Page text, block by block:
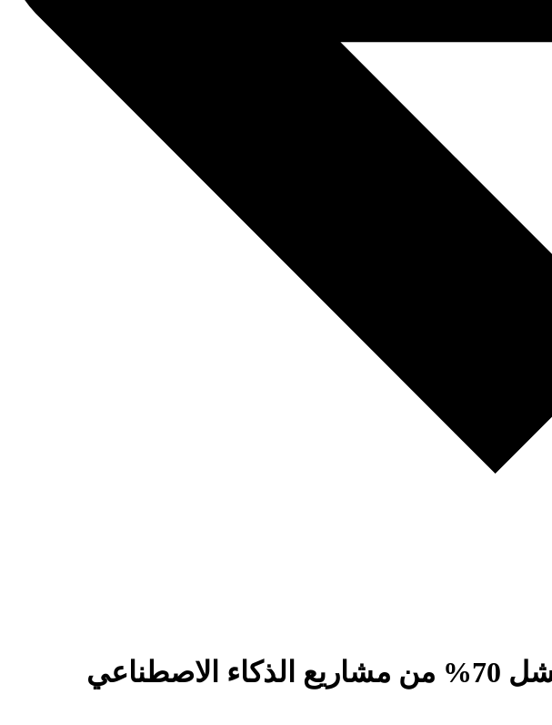
حوكمة الذكاء الاصطناعي والعائد على الاستثمار: لماذا تفشل 70% من مشاريع الذكاء الاصطناعي